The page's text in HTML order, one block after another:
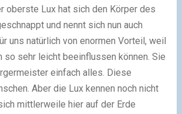
oberste Lux hat sich den Körper des
und nennt sich nun auch
uns natürlich von enormen Vorteil, weil
so sehr leicht beeinflussen können. Sie
einfach alles. Diese
Aber die Lux kennen noch nicht
mittlerweile hier auf der Erde